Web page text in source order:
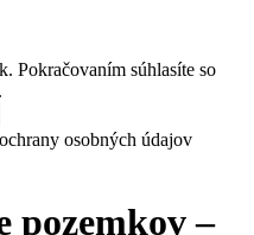
Pokračovaním súhlasíte so
osobných údajov
pozemkov –